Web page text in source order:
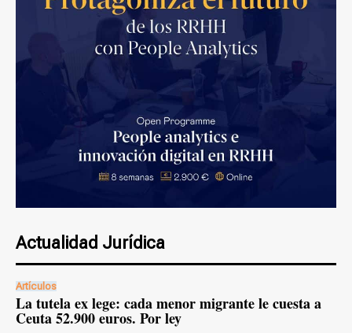
Actualidad Jurídica
Artículos
La tutela ex lege: cada menor migrante le cuesta a
Ceuta 52.900 euros. Por ley